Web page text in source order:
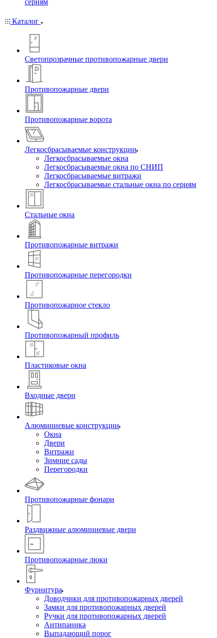
сериям
Каталог
Светопрозрачные противопожарные двери
Противопожарные двери
Противопожарные ворота
Легкосбрасываемые конструкции
Легкосбрасываемые окна
Легкосбрасываемые окна по СНИП
Легкосбрасываемые витражи
Легкосбрасываемые стальные окна по сериям
Стальные окна
Противопожарные витражи
Противопожарные перегородки
Противопожарное стекло
Противопожарный профиль
Пластиковые окна
Входные двери
Алюминиевые конструкции
Окна
Двери
Витражи
Зимние сады
Перегородки
Противопожарные фонари
Раздвижные алюминиевые двери
Противопожарные люки
Фурнитура
Доводчики для противопожарных дверей
Замки для противопожарных дверей
Ручки для противопожарных дверей
Антипаника
Выпадающий порог